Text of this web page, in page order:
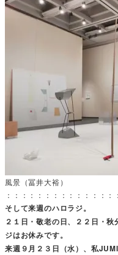
風景（冨井大裕）
：：：：：：：：：：：：：
そして来週のハロラジ。
２１日・敬老の日、２２日・
ジはお休みです。
来週９月２３日（水）、私